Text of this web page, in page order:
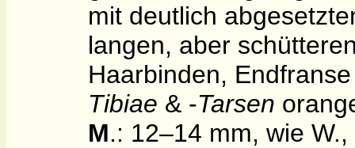
mit deutlich
langen, aber
Haarbinden,
Tibiae & -Tarsen
M.: 12–14 mm, wie